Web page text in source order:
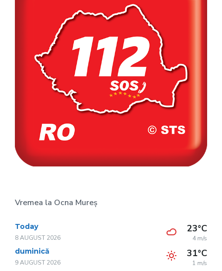
Vremea la Ocna Mureș
Today
8 AUGUST 2026
23°C
4 m/s
duminică
9 AUGUST 2026
31°C
1 m/s